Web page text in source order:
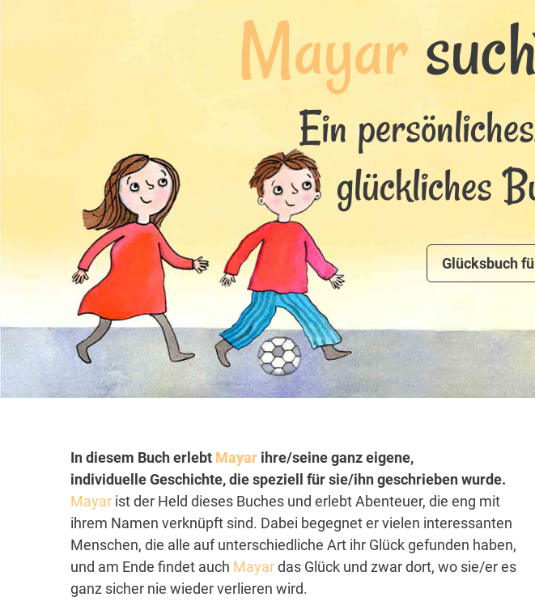
Mayar
Ein
glückliches
Glücksbuch
In diesem Buch erlebt Mayar ihre/seine ganz eigene,
individuelle Geschichte, die speziell für sie/ihn geschrieben wurde.
Mayar ist der Held dieses Buches und erlebt Abenteuer, die eng mit
ihrem Namen verknüpft sind. Dabei begegnet er vielen interessanten
Menschen, die alle auf unterschiedliche Art ihr Glück gefunden haben,
und am Ende findet auch Mayardas Glück und zwar dort, wo sie/er es
ganz sicher nie wieder verlieren wird.